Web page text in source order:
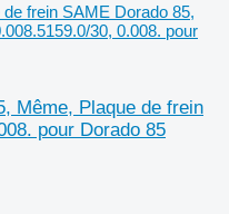
de frein SAME Dorado 85,
30, 0.008. pour
Même, Plaque de frein
pour Dorado 85